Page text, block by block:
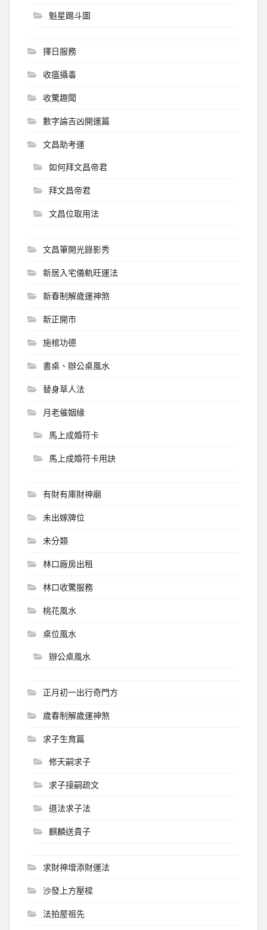
魁星踢斗圖
擇日服務
收瘟攝毒
收驚趣聞
數字論吉凶開運篇
文昌助考運
如何拜文昌帝君
拜文昌帝君
文昌位取用法
文昌筆開光錄影秀
新居入宅儀軌旺運法
新春制解歲運神煞
新正開市
施棺功德
書桌、辦公桌風水
替身草人法
月老催姻緣
馬上成婚符卡
馬上成婚符卡用訣
有財有庫財神廟
未出嫁牌位
未分類
林口廠房出租
林口收驚服務
桃花風水
桌位風水
辦公桌風水
正月初一出行奇門方
歲春制解歲運神煞
求子生育篇
修天嗣求子
求子接嗣疏文
道法求子法
麒麟送貴子
求財神增添財運法
沙發上方壓樑
法拍屋祖先